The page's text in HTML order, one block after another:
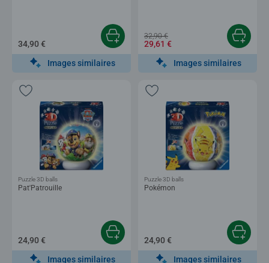
34,90 €
Images similaires
32,90 €
29,61 €
Images similaires
Pat'Patrouille
Puzzle 3D balls
24,90 €
Images similaires
Pokémon
Puzzle 3D balls
24,90 €
Images similaires